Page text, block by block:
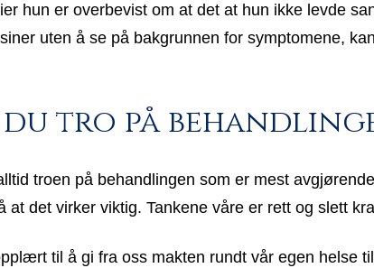
hun er overbevist om at det at hun ikke levde
uten å se på bakgrunnen for symptomene,
du tro på
troen på behandlingen som er mest
at det virker viktig. Tankene våre er rett og slett
til å gi fra oss makten rundt vår egen helse